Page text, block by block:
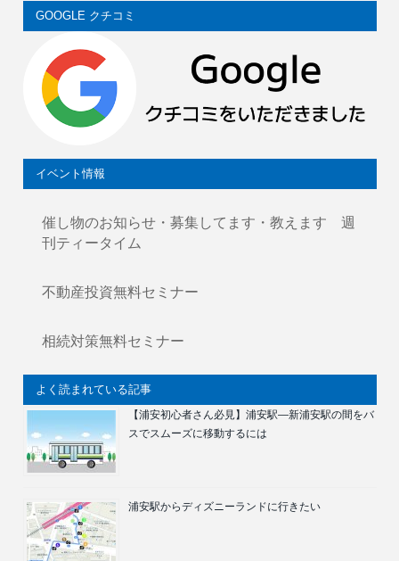
GOOGLE クチコミ
イベント情報
催し物のお知らせ・募集してます・教えます 週
刊ティータイム
不動産投資無料セミナー
相続対策無料セミナー
よく読まれている記事
【浦安初心者さん必見】浦安駅―新浦安駅の間をバ
スでスムーズに移動するには
浦安駅からディズニーランドに行きたい